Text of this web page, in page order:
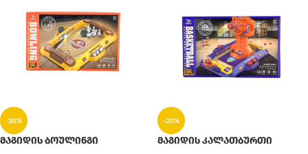
-20%
მაგიდის ბოულინგი
-20%
მაგიდის კალათბურთი